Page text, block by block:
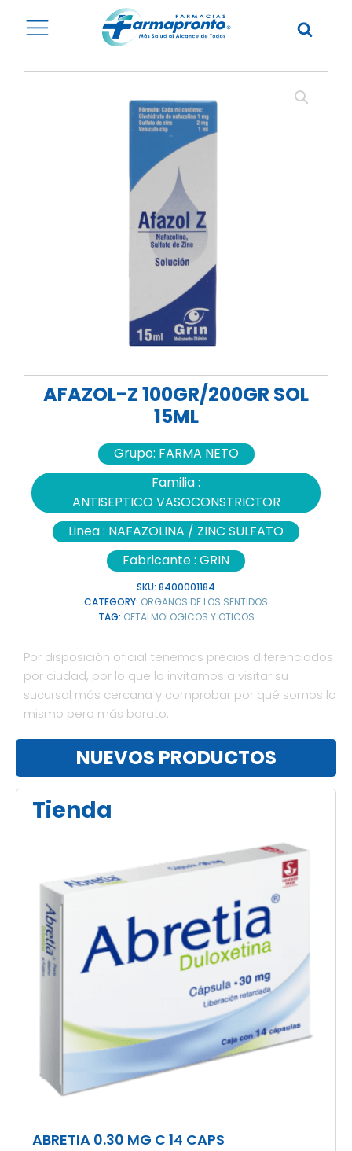
AFAZOL-Z 100GR/200GR SOL
15ML
Grupo: FARMA NETO
Familia :
ANTISEPTICO VASOCONSTRICTOR
Linea : NAFAZOLINA / ZINC SULFATO
Fabricante : GRIN
SKU: 8400001184
CATEGORY: ORGANOS DE LOS SENTIDOS
TAG: OFTALMOLOGICOS Y OTICOS
Por disposición oficial tenemos precios diferenciados
por ciudad, por lo que lo invitamos a visitar su
sucursal más cercana y comprobar por qué somos lo
mismo pero más barato.
NUEVOS PRODUCTOS
Tienda
ABRETIA 0.30 MG C 14 CAPS